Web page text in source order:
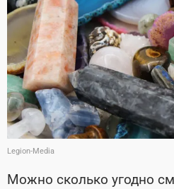
Legion-Media
Можно сколько угодно